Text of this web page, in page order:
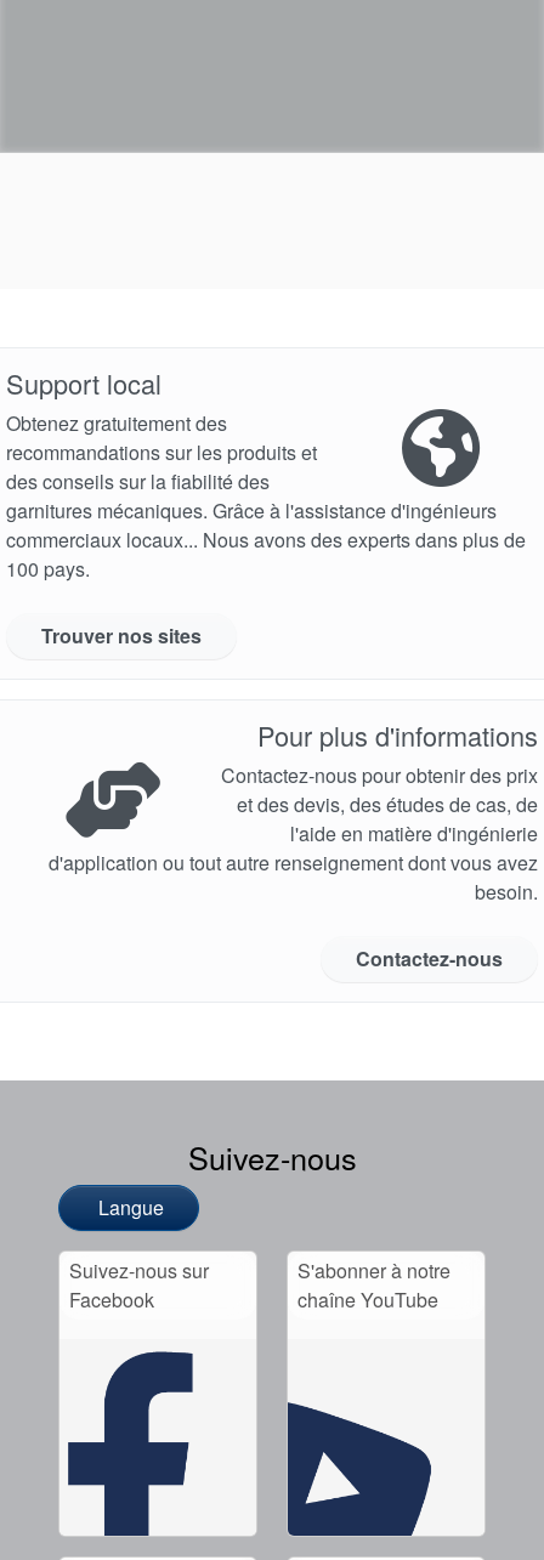
Support local
Obtenez gratuitement des
recommandations sur les produits et
des conseils sur la fiabilité des
garnitures mécaniques. Grâce à l'assistance d'ingénieurs
commerciaux locaux... Nous avons des experts dans plus de
100 pays.
Trouver nos sites
Pour plus d'informations
Contactez-nous pour obtenir des prix
et des devis, des études de cas, de
l'aide en matière d'ingénierie
d'application ou tout autre renseignement dont vous avez
besoin.
Contactez-nous
Suivez-nous
Langue
Suivez-nous sur
Facebook
S'abonner à notre
chaîne YouTube